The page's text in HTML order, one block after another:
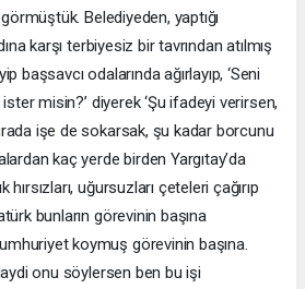
Belediyeden, yaptığı
karşı terbiyesiz bir tavrından atılmış
başsavcı odalarında ağırlayıp, ‘Seni
misin?’ diyerek ‘Şu ifadeyi verirsen,
işe de sokarsak, şu kadar borcunu
kaç yerde birden Yargıtay’da
hırsızları, uğursuzları çeteleri çağırıp
bunların görevinin başına
koymuş görevinin başına.
onu söylersen ben bu işi